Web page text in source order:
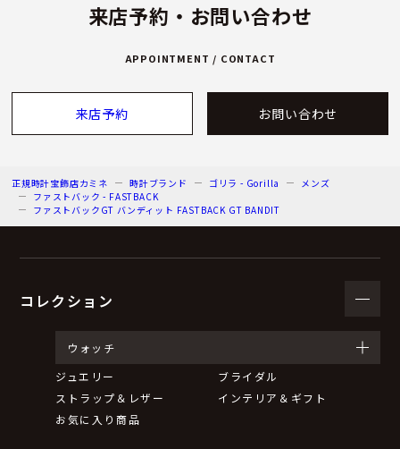
来店予約・お問い合わせ
APPOINTMENT / CONTACT
来店予約 お問い合わせ
正規時計宝飾店カミネ 時計ブランド ゴリラ - Gorilla
メンズ
ファストバック - FASTBACK
ファストバックGT バンディット FASTBACK GT BANDIT
コレクション
ウォッチ
ジュエリー
ブライダル
ストラップ＆レザー
インテリア＆ギフト
お気に入り商品